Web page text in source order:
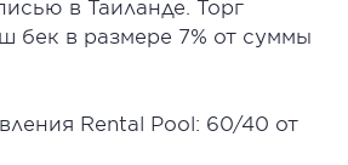
в Таиланде. Торг
бек в размере 7% от суммы
Rental Pool: 60/40 от